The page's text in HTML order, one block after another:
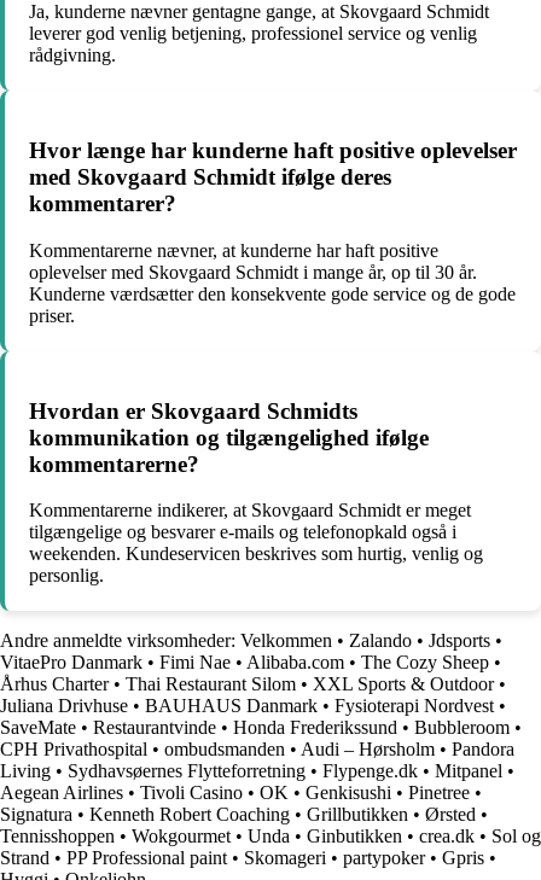
Ja, kunderne nævner gentagne gange, at Skovgaard Schmidt
leverer god venlig betjening, professionel service og venlig
rådgivning.
Hvor længe har kunderne haft positive oplevelser
med Skovgaard Schmidt ifølge deres
kommentarer?
Kommentarerne nævner, at kunderne har haft positive
oplevelser med Skovgaard Schmidt i mange år, op til 30 år.
Kunderne værdsætter den konsekvente gode service og de gode
priser.
Hvordan er Skovgaard Schmidts
kommunikation og tilgængelighed ifølge
kommentarerne?
Kommentarerne indikerer, at Skovgaard Schmidt er meget
tilgængelige og besvarer e-mails og telefonopkald også i
weekenden. Kundeservicen beskrives som hurtig, venlig og
personlig.
Andre anmeldte virksomheder: Velkommen • Zalando • Jdsports •
VitaePro Danmark • Fimi Nae • Alibaba.com • The Cozy Sheep •
Århus Charter• Thai Restaurant Silom • XXL Sports & Outdoor•
Juliana Drivhuse • BAUHAUS Danmark • Fysioterapi Nordvest •
SaveMate • Restaurantvinde • Honda Frederikssund • Bubbleroom •
CPH Privathospital • ombudsmanden • Audi – Hørsholm • Pandora
Living • Sydhavsøernes Flytteforretning • Flypenge.dk • Mitpanel •
Aegean Airlines • Tivoli Casino • OK • Genkisushi • Pinetree •
Signatura • Kenneth Robert Coaching • Grillbutikken • Ørsted •
Tennisshoppen • Wokgourmet • Unda • Ginbutikken • crea.dk • Sol og
Strand • PP Professional paint • Skomageri • partypoker• Gpris •